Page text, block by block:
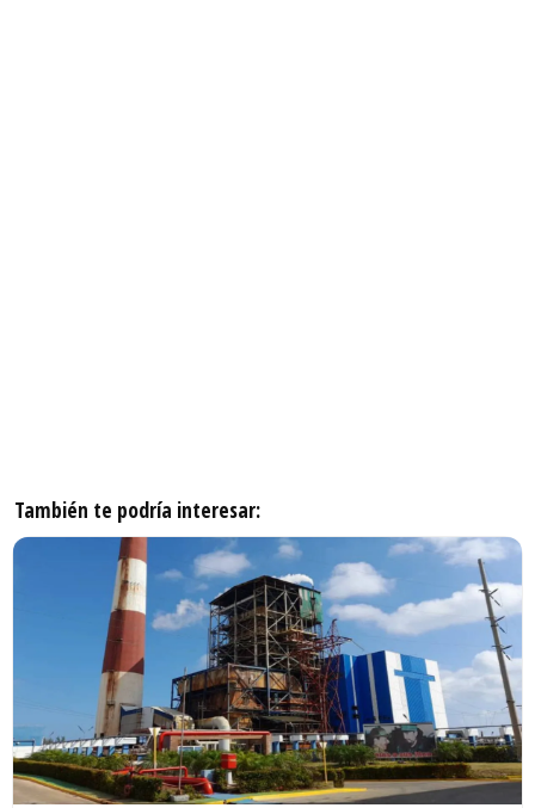
También te podría interesar: